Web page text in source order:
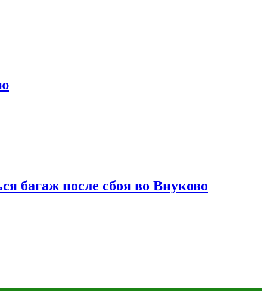
багаж после сбоя во Внуково